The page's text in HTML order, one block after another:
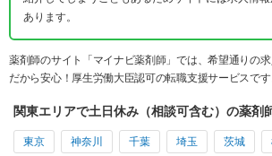
あります。
薬剤師のサイト「マイナビ薬剤師」では、希望通りの
だから安心！厚生労働大臣認可の転職支援サービスです
関東エリアで土日休み（相談可含む）の薬剤
東京 神奈川 千葉 埼玉 茨城